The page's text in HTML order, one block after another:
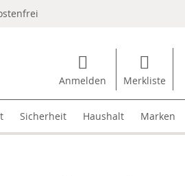
Anmelden Merkliste
Sicherheit Haushalt Marken